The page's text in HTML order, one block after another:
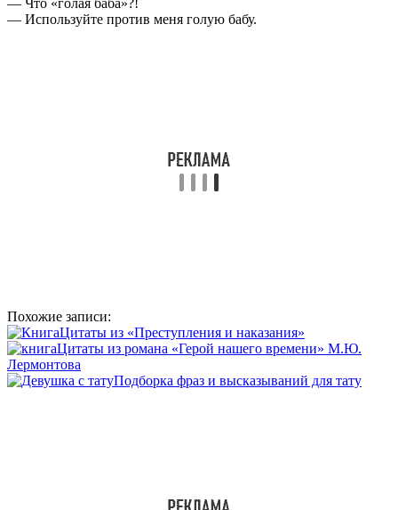
— Используйте против меня голую бабу.
Похожие записи:
Цитаты из «Преступления и наказания»
Цитаты из романа «Герой нашего времени» М.Ю.
Лермонтова
Подборка фраз и высказываний для тату